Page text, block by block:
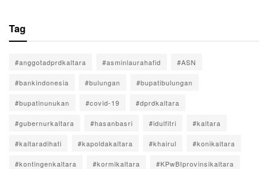
Tag
#anggotadprdkaltara #asminlaurahafid #ASN
#bankindonesia #bulungan #bupatibulungan
#bupatinunukan #covid-19 #dprdkaltara
#gubernurkaltara #hasanbasri #idulfitri #kaltara
#kaltaradihati #kapoldakaltara #khairul #konikaltara
#kontingenkaltara #kormikaltara #KPwBIprovinsikaltara